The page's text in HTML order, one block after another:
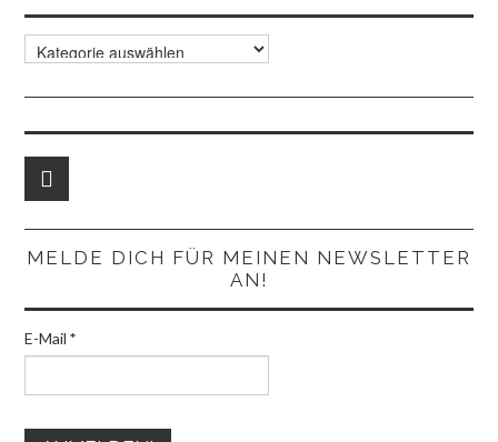
Themen
MELDE DICH FÜR MEINEN NEWSLETTER
AN!
E-Mail*